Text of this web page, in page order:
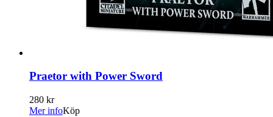
Praetor with Power Sword
280 kr
Mer infoKöp